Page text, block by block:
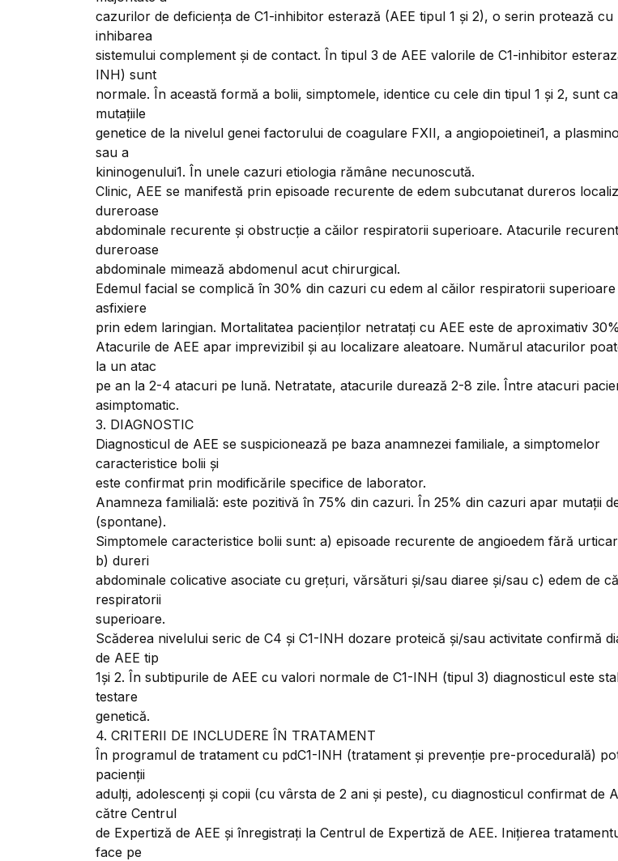
cazurilor de deficiența de C1-inhibitor esterază (AEE tipul 1 și 2), o serin protează
inhibarea
sistemului complement și de contact. În tipul 3 de AEE valorile de C1-inhibitor
INH) sunt
normale. În această formă a bolii, simptomele, identice cu cele din tipul 1 și 2, sunt
mutațiile
genetice de la nivelul genei factorului de coagulare FXII, a angiopoietinei1, a
sau a
kininogenului1. În unele cazuri etiologia rămâne necunoscută.
Clinic, AEE se manifestă prin episoade recurente de edem subcutanat dureros
dureroase
abdominale recurente și obstrucție a căilor respiratorii superioare. Atacurile
dureroase
abdominale mimează abdomenul acut chirurgical.
Edemul facial se complică în 30% din cazuri cu edem al căilor respiratorii superioare
asfixiere
prin edem laringian. Mortalitatea pacienților netratați cu AEE este de aproximativ
Atacurile de AEE apar imprevizibil și au localizare aleatoare. Numărul atacurilor
la un atac
pe an la 2-4 atacuri pe lună. Netratate, atacurile durează 2-8 zile. Între atacuri
asimptomatic.
3. DIAGNOSTIC
Diagnosticul de AEE se suspicionează pe baza anamnezei familiale, a simptomelor
caracteristice bolii și
este confirmat prin modificările specifice de laborator.
Anamneza familială: este pozitivă în 75% din cazuri. În 25% din cazuri apar mutații
(spontane).
Simptomele caracteristice bolii sunt: a) episoade recurente de angioedem fără
b) dureri
abdominale colicative asociate cu grețuri, vărsături și/sau diaree și/sau c) edem de
respiratorii
superioare.
Scăderea nivelului seric de C4 și C1-INH dozare proteică și/sau activitate confirmă
de AEE tip
1și 2. În subtipurile de AEE cu valori normale de C1-INH (tipul 3) diagnosticul este
testare
genetică.
4. CRITERII DE INCLUDERE ÎN TRATAMENT
În programul de tratament cu pdC1-INH (tratament și prevenție pre-procedurală)
pacienții
adulți, adolescenți și copii (cu vârsta de 2 ani și peste), cu diagnosticul confirmat de
către Centrul
de Expertiză de AEE și înregistrați la Centrul de Expertiză de AEE. Inițierea
face pe